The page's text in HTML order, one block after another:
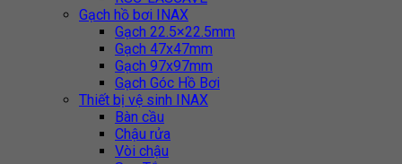
Gạch hồ bơi INAX
Gạch 22.5×22.5mm
Gạch 47x47mm
Gạch 97x97mm
Gạch Góc Hồ Bơi
Thiết bị vệ sinh INAX
Bàn cầu
Chậu rửa
Vòi chậu